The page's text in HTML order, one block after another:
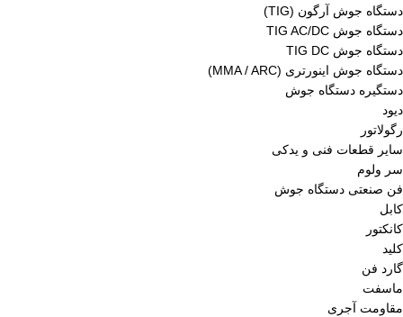
دستگاه جوش آرگون (TIG)
دستگاه جوش TIG AC/DC
دستگاه جوش TIG DC
دستگاه جوش اینورتری (MMA / ARC)
دستگیره دستگاه جوش
دیود
رگولاتور
سایر قطعات فنی و یدکی
سر ولوم
فن صنعتی دستگاه جوش
کابل
کانکتور
کلید
گارد فن
ماسفت
مقاومت آجری